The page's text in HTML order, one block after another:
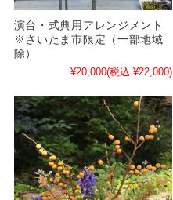
演台・式典用アレンジメント
※さいたま市限定（一部地域
除）
¥20,000(税込 ¥22,000)